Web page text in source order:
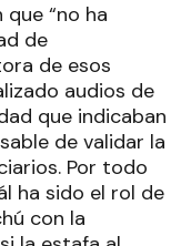
“no ha
de
de esos
audios de
que indicaban
de validar la
Por todo
ha sido el rol de
con la